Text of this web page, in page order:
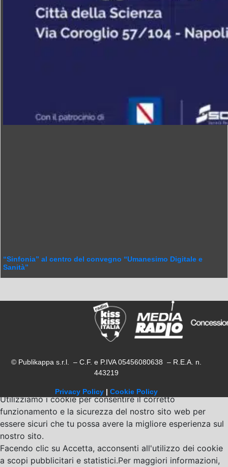
“Sinfonia” al centro del convegno “Umanesimo Digitale e
Sanità”
© Publikappa s.r.l. – C.F. e P.IVA 05456080638 – R.E.A. n.
443219
Privacy Policy | Cookie Policy
Utilizziamo i cookie per consentire il corretto
funzionamento e la sicurezza del nostro sito web per
essere sicuri che tu possa avere la migliore esperienza sul
nostro sito.
Facendo clic su Accetta, acconsenti all'utilizzo dei cookie
a scopi pubblicitari e statistici.Per maggiori informazioni,